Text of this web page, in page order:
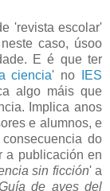
'revista escolar'
caso, úsoo
E é que ter
ciencia' no
IES
algo máis que
Implica anos
e alumnos, e
do
a publicación en
sin ficción' a
de aves del